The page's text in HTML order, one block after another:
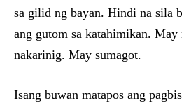
sa gilid ng bayan. Hindi na sila
ang gutom sa katahimikan.
nakarinig. May sumagot.
Isang buwan matapos ang